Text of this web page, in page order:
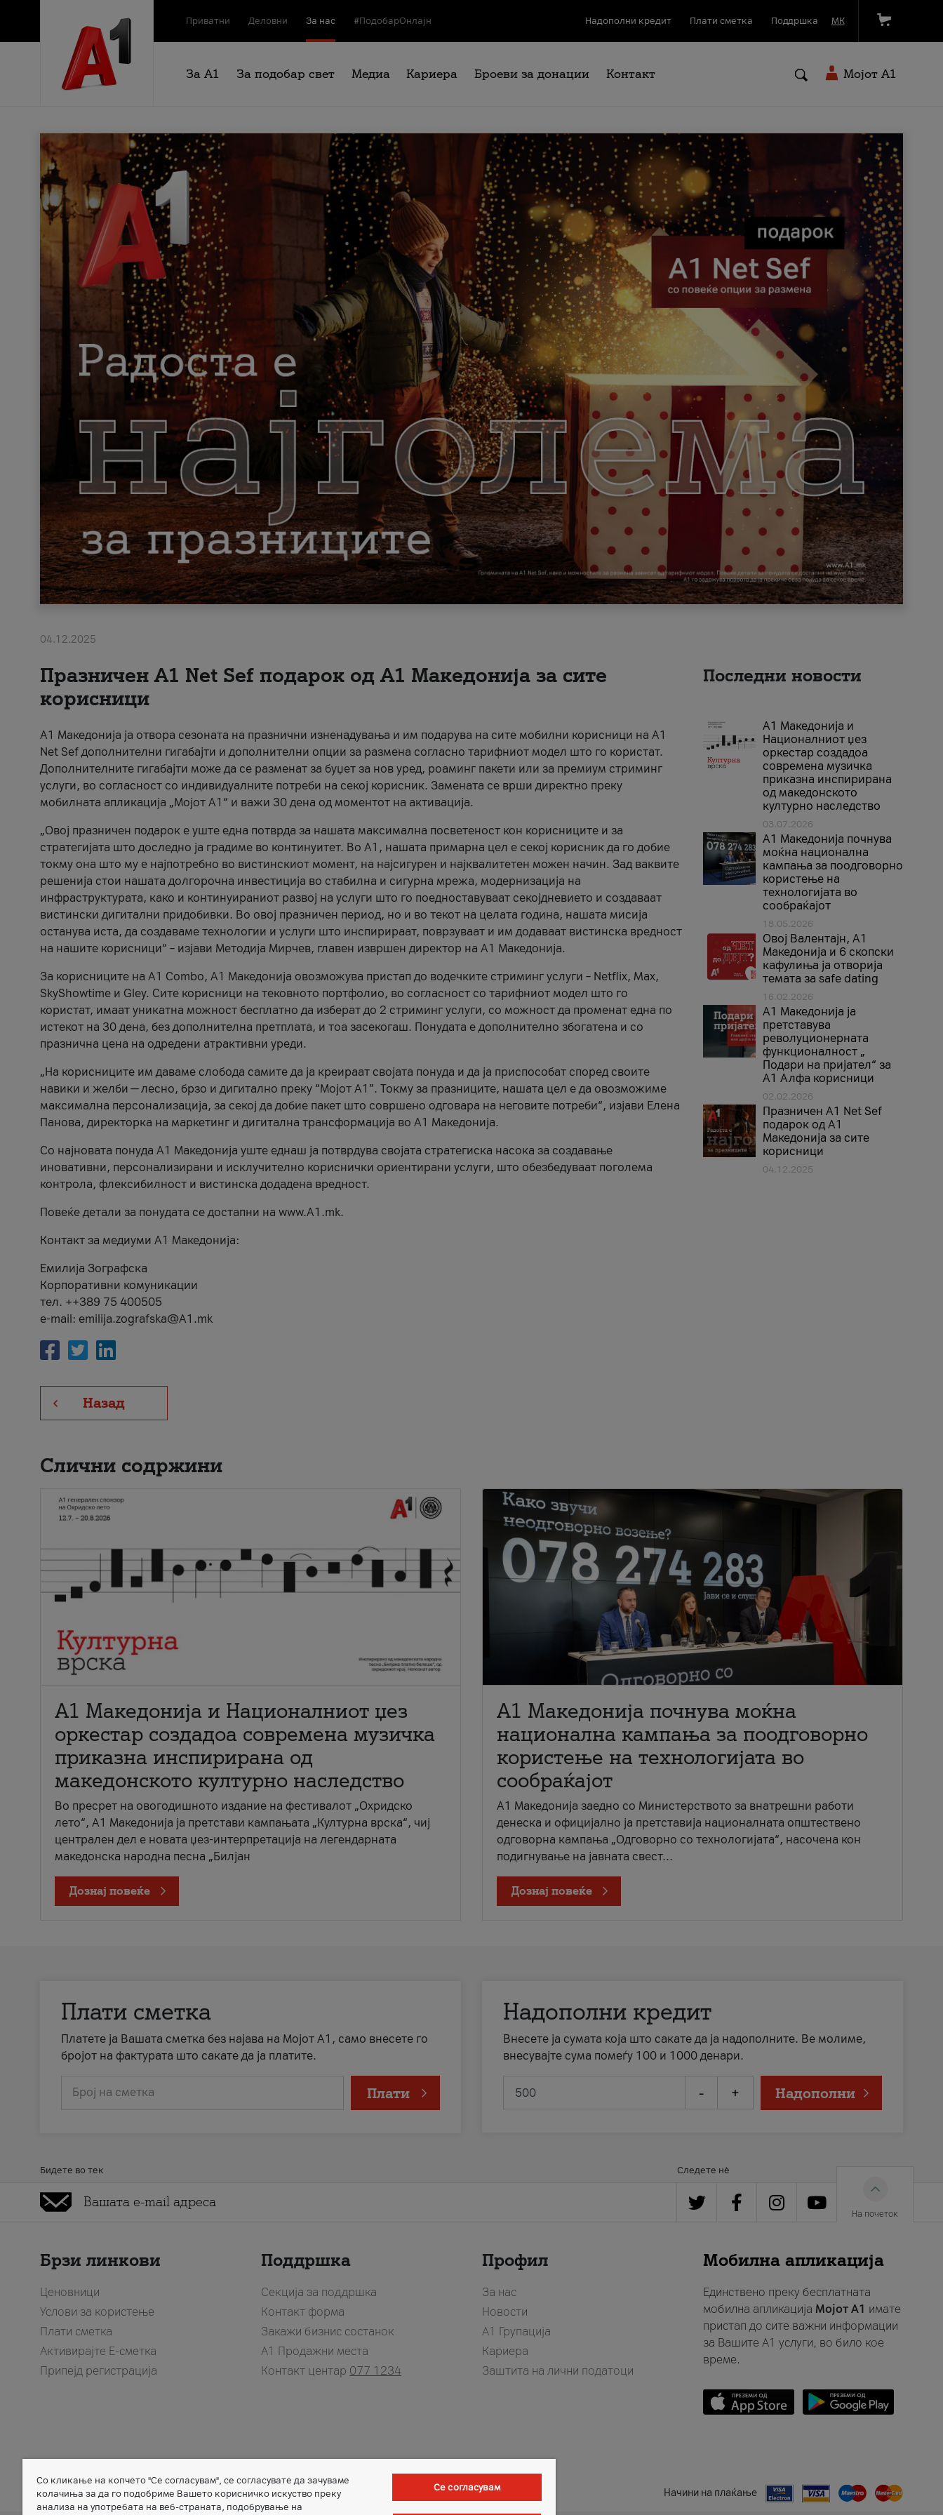
Приватни Деловни За нас #ПодобарОнлајн Надополни кредит Плати сметка Поддршка МК
За А1 За подобар свет Медиа Кариера Броеви за донации Контакт Мојот A1
04.12.2025
Празничен A1 Net Sеf подарок од А1 Македонија за сите
корисници
А1 Македонија ја отвора сезоната на празнични изненадувања и им подарува на сите мобилни корисници на A1
Net Sef дополнителни гигабајти и дополнителни опции за размена согласно тарифниот модел што го користат.
Дополнителните гигабајти може да се разменат за буџет за нов уред, роаминг пакети или за премиум стриминг
услуги, во согласност со индивидуалните потреби на секој корисник. Замената се врши директно преку
мобилната апликација „Мојот А1“ и важи 30 дена од моментот на активација.
„Овој празничен подарок е уште една потврда за нашата максимална посветеност кон корисниците и за
стратегијата што доследно ја градиме во континуитет. Во А1, нашата примарна цел е секој корисник да го добие
токму она што му е најпотребно во вистинскиот момент, на најсигурен и најквалитетен можен начин. Зад ваквите
решенија стои нашата долгорочна инвестиција во стабилна и сигурна мрежа, модернизација на
инфраструктурата, како и континуираниот развој на услуги што го поедноставуваат секојдневието и создаваат
вистински дигитални придобивки. Во овој празничен период, но и во текот на целата година, нашата мисија
останува иста, да создаваме технологии и услуги што инспирираат, поврзуваат и им додаваат вистинска вредност
на нашите корисници“ – изјави Методија Мирчев, главен извршен директор на А1 Македонија.
За корисниците на A1 Combo, А1 Македонија овозможува пристап до водечките стриминг услуги – Netflix, Max,
SkyShowtime и Gley. Сите корисници на тековното портфолио, во согласност со тарифниот модел што го
користат, имаат уникатна можност бесплатно да изберат до 2 стриминг услуги, со можност да променат една по
истекот на 30 дена, без дополнителна претплата, и тоа засекогаш. Понудата е дополнително збогатена и со
празнична цена на одредени атрактивни уреди.
„На корисниците им даваме слобода самите да ја креираат својата понуда и да ја приспособат според своите
навики и желби — лесно, брзо и дигитално преку “Мојот А1”. Токму за празниците, нашата цел е да овозможиме
максимална персонализација, за секој да добие пакет што совршено одговара на неговите потреби“, изјави Елена
Панова, директорка на маркетинг и дигитална трансформација во А1 Македонија.
Со најновата понуда А1 Македонија уште еднаш ја потврдува својата стратегиска насока за создавање
иновативни, персонализирани и исклучително кориснички ориентирани услуги, што обезбедуваат поголема
контрола, флексибилност и вистинска додадена вредност.
Повеќе детали за понудата се достапни на www.А1.mk.
Контакт за медиуми А1 Македонија:
Емилија Зографска
Корпоративни комуникации
тел. ++389 75 400505
e-mail: emilija.zografska@A1.mk
Назад
Последни новости
А1 Македонија и
Националниот џез
оркестар создадоа
современа музичка
приказна инспирирана
од македонското
културно наследство
03.07.2026
A1 Македонија почнува
моќна национална
кампања за поодговорно
користење на
технологијата во
сообраќајот
18.05.2026
Овој Валентајн, A1
Македонија и 6 скопски
кафулиња ја отворија
темата за safe dating
16.02.2026
А1 Македонија ја
претставува
револуционерната
функционалност „
Подари на пријател“ за
А1 Алфа корисници
02.02.2026
Празничен A1 Net Sеf
подарок од А1
Македонија за сите
корисници
04.12.2025
Слични содржини
А1 Македонија и Националниот џез
оркестар создадоа современа музичка
приказна инспирирана од
македонското културно наследство
Во пресрет на овогодишното издание на фестивалот „Охридско
лето“, А1 Македонија ја претстави кампањата „Културна врска“, чиј
централен дел е новата џез-интерпретација на легендарната
македонска народна песна „Билјан
Дознај повеќе
A1 Македонија почнува моќна
национална кампања за поодговорно
користење на технологијата во
сообраќајот
A1 Македонија заедно со Министерството за внатрешни работи
денеска и официјално ја претставија националната општествено
одговорна кампања „Одговорно со технологијата“, насочена кон
подигнување на јавната свест...
Дознај повеќе
Плати сметка
Платете ја Вашата сметка без најава на Мојот А1, само внесете го
бројот на фактурата што сакате да ја платите.
Број на сметка Плати
Надополни кредит
Внесете ја сумата која што сакате да ја надополните. Ве молиме,
внесувајте сума помеѓу 100 и 1000 денари.
- + Надополни
Бидете во тек Следете нè
На почеток
Брзи линкови
Ценовници
Услови за користење
Плати сметка
Активирајте Е-сметка
Припејд регистрација
Поддршка
Секција за поддршка
Контакт форма
Закажи бизнис состанок
A1 Продажни места
Контакт центар 077 1234
Профил
За нас
Новости
А1 Групација
Кариера
Заштита на лични податоци
Мобилна апликација
Единствено преку бесплатната
мобилна апликација Мојот A1 имате
пристап до сите важни информации
за Вашите A1 услуги, во било кое
време.
Member of Начини на плаќање
Со кликање на копчето "Се согласувам", се согласувате да зачуваме
колачиња за да го подобриме Вашето корисничко искуство преку
анализа на употребата на веб-страната, подобрување на
Се согласувам